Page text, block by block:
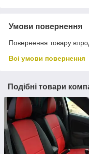
Умови повернення
Повернення товару
Всі умови повернення
Подібні товари